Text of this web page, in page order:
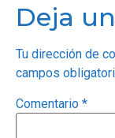
Deja
Tu dirección de
campos
Comentario *